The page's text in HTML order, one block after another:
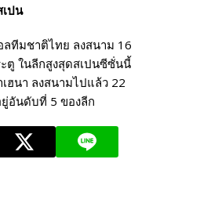
ปน
ทีมชาติไทย ลงสนาม 16
ตู ในลีกสูงสุดสเปนซีซั่นนี้
ฮนา ลงสนามไปแล้ว 22
อันดับที่ 5 ของลีก